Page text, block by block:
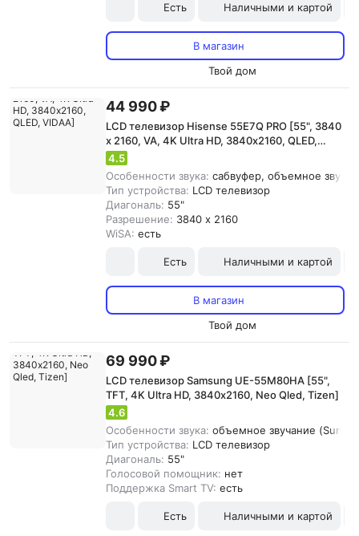
Есть Наличными и картой
В магазин
Твой дом
44 990 ₽
LCD телевизор Hisense 55E7Q PRO [55", 3840
x 2160, VA, 4K Ultra HD, 3840х2160, QLED,
VIDAA]
4.5
Особенности звука: сабвуфер, объемное
Тип устройства: LCD телевизор
Диагональ: 55"
Разрешение: 3840 x 2160
WiSA: есть
Есть Наличными и картой
В магазин
Твой дом
69 990 ₽
LCD телевизор Samsung UE-55M80HA [55",
TFT, 4K Ultra HD, 3840х2160, Neo Qled, Tizen]
4.6
Особенности звука: объемное звучание
Тип устройства: LCD телевизор
Диагональ: 55"
Голосовой помощник: нет
Поддержка Smart TV: есть
Есть Наличными и картой